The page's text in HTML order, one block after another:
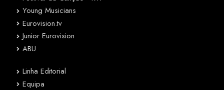
Young Musicians
Eurovision.tv
Junior Eurovision
ABU
Linha Editorial
Equipa